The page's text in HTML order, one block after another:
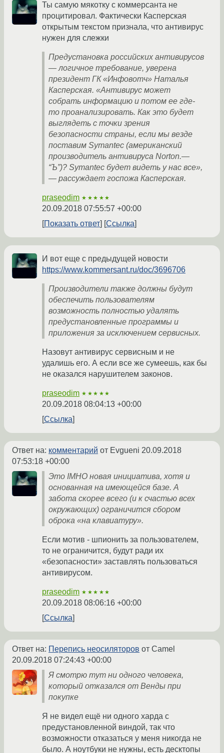
Ты самую мякотку с коммерсанта не
процитировал. Фактически Касперская
открытым текстом признала, что антивирус
нужен для слежки
Предустановка российских антивирусов
— логичное требование, уверена
президент ГК «Инфовотч» Наталья
Касперская. «Антивирус может
собрать информацию и потом ее где-
то проанализировать. Как это будет
выглядеть с точки зрения
безопасности страны, если мы везде
поставим Symantec (американский
производитель антивируса Norton.—
“Ъ”)? Symantec будет видеть у нас все»,
— рассуждает госпожа Касперская.
praseodim ★★★★★
20.09.2018 07:55:57 +00:00
Показать ответ
Ссылка
И вот еще с предыдущей новости
https://www.kommersant.ru/doc/3696706
Производители также должны будут
обеспечить пользователям
возможность полностью удалять
предустановленные программы и
приложения за исключением сервисных.
Назовут антивирус сервисным и не
удалишь его. А если все же сумеешь, как бы
не оказался нарушителем законов.
praseodim ★★★★★
20.09.2018 08:04:13 +00:00
Ссылка
Ответ на: комментарий от Evgueni 20.09.2018
07:53:18 +00:00
Это IMHO новая инициатива, хотя и
основанная на имеющейся базе. А
забота скорее всего (и к счастью всех
окружающих) ограничится сбором
оброка «на клавиатуру».
Если мотив - шпионить за пользователем,
то не ограничится, будут ради их
«безопасности» заставлять пользоваться
антивирусом.
praseodim ★★★★★
20.09.2018 08:06:16 +00:00
Ссылка
Ответ на: Перепись неосиляторов от Camel
20.09.2018 07:24:43 +00:00
Я смотрю тут ни одного человека,
который отказался от Венды при
покупке
Я не видел ещё ни одного харда с
предустановленной виндой, так что
возможности отказаться у меня никогда не
было. А ноутбуки не нужны, есть десктопы